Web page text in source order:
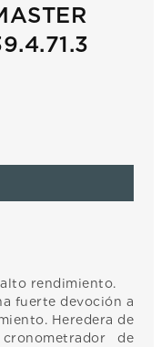
rendimiento.
fuerte devoción a
Heredera de
de